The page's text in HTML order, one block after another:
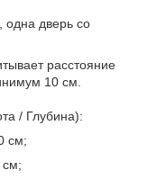
одна дверь со
расстояние
10 см.
/ Глубина):
см;
см;